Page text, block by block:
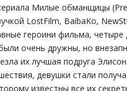
Милые обманщицы
LostFilm, BaibaKo,
героини фильма, четыре
очень дружны, но
их лучшая подруга
девушки стали
известны все их